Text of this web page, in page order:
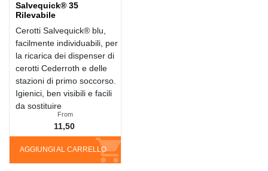
Salvequick® 35
Rilevabile
Cerotti Salvequick® blu,
facilmente individuabili, per
la ricarica dei dispenser di
cerotti Cederroth e delle
stazioni di primo soccorso.
Igienici, ben visibili e facili
da sostituire
AGGIUNGI AL CARRELLO
From
11,50